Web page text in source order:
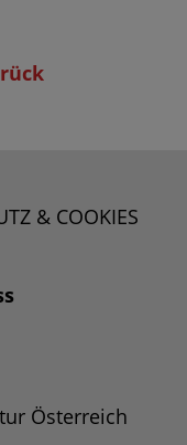
& COOKIES
Österreich